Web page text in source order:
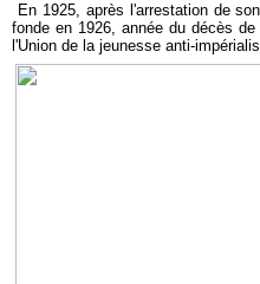
En 1925, après l'arrestation de
fonde en 1926, année du décès
l'Union de la jeunesse anti-